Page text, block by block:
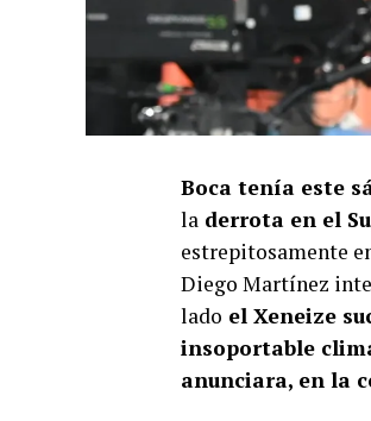
Boca tenía este
la derrota en el
estrepitosamente
Diego Martínez
lado el Xeneize
insoportable
anunciara, en la